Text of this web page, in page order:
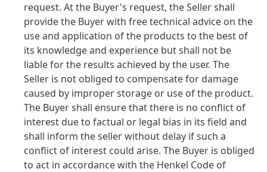
request. At the Buyer's request, the Seller shall
provide the Buyer with free technical advice on the
use and application of the products to the best of
its knowledge and experience but shall not be
liable for the results achieved by the user. The
Seller is not obliged to compensate for damage
caused by improper storage or use of the product.
The Buyer shall ensure that there is no conflict of
interest due to factual or legal bias in its field and
shall inform the seller without delay if such a
conflict of interest could arise. The Buyer is obliged
to act in accordance with the Henkel Code of